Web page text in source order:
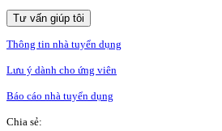
Tư vấn giúp tôi
Thông tin nhà tuyển dụng
Lưu ý dành cho ứng viên
Báo cáo nhà tuyển dụng
Chia sẻ: